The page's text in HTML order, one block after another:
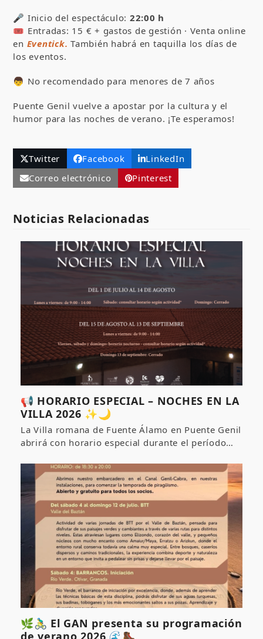
🎤 Inicio del espectáculo: 22:00 h
🎟️ Entradas: 15 € + gastos de gestión · Venta online
en Eventick. También habrá en taquilla los días de
los eventos.
👦 No recomendado para menores de 7 años
Puente Genil vuelve a apostar por la cultura y el
humor para las noches de verano. ¡Te esperamos!
Twitter Facebook
LinkedIn
Correo electrónico
Pinterest
Noticias Relacionadas
📢 HORARIO ESPECIAL – NOCHES EN LA
VILLA 2026 ✨🌙
La Villa romana de Fuente Álamo en Puente Genil
abrirá con horario especial durante el período…
🌿🚴‍♂️ El GAN presenta su programación
de verano 2026 🌊🥾